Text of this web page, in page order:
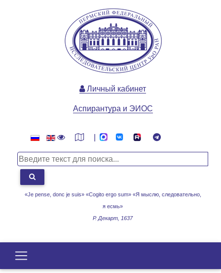
«Je pense, donc je suis» «Cogito ergo sum» «Я мыслю, следовательно,
я есмь»
Р. Декарт, 1637
Личный кабинет
Аспирантура и ЭИОС